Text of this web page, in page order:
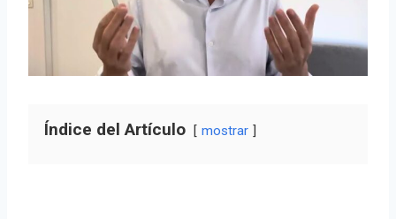
Índice del Artículo mostrar